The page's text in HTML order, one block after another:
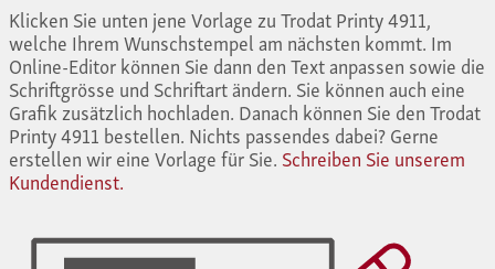
Klicken Sie unten jene Vorlage zu Trodat Printy 4911,
welche Ihrem Wunschstempel am nächsten kommt. Im
Online-Editor können Sie dann den Text anpassen sowie die
Schriftgrösse und Schriftart ändern. Sie können auch eine
Grafik zusätzlich hochladen. Danach können Sie den Trodat
Printy 4911 bestellen. Nichts passendes dabei? Gerne
erstellen wir eine Vorlage für Sie. Schreiben Sie unserem
Kundendienst.